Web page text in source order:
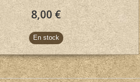
8,00 €
En stock